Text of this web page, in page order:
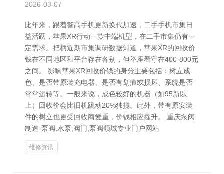
2026-03-07
比年来，跟着智高手机更新换代加速，二手手机市集日
益活跃，苹果XR行动一款中端机型，在二手市集仍有一
定需求。把柄近期市集调研数据知道，苹果XR的回收价
钱在不同地区和平台存在各别，但举座看守在400-800元
之间。 影响苹果XR回收价钱的身分主要包括：树立成
色、是否带原装充电器、是否有划痕或损坏、系统是否
常常运转等。一般来说，成色较好的机器（如95新以
上）回收价会比旧机跳动20%独揽。此外，带有原安装
件的树立也更受回收商爱重，价钱相应擢升。 重庆泵阀
制造-泵阀,水泵,阀门,泵阀领域专业门户网站
维修资讯